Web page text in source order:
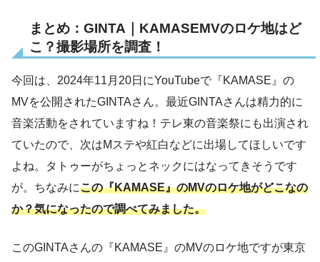
まとめ：GINTA｜KAMASEMVのロケ地はど
こ？撮影場所を調査！
今回は、2024年11月20日にYouTubeで『KAMASE』の
MVを公開されたGINTAさん。最近GINTAさんは精力的に
音楽活動をされていますね！テレ東の音楽祭にも出演され
ていたので、次はMステや紅白などに出場してほしいです
よね。タトゥーがちょっとネックにはなってきそうです
が。ちなみにこの『KAMASE』のMVのロケ地がどこなの
か？気になったので調べてみました。
このGINTAさんの『KAMASE』のMVのロケ地ですが東京